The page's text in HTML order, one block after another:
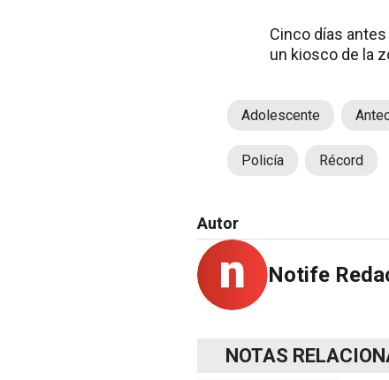
Cinco días
un kiosco de la
Adolescente
Policía Récord
Autor
Notife
NOTAS